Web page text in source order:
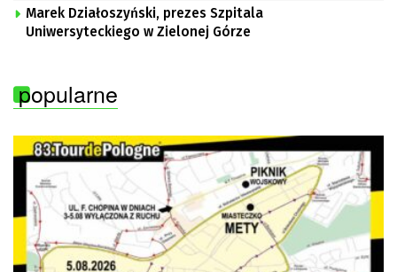
Marek Działoszyński, prezes Szpitala
Uniwersyteckiego w Zielonej Górze
popularne